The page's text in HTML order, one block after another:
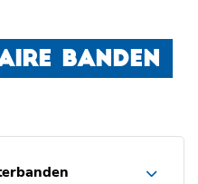
BANDEN